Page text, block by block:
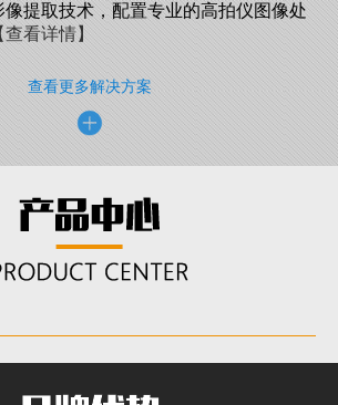
提取技术，配置专业的高拍仪图像处
查看详情】
查看更多解决方案